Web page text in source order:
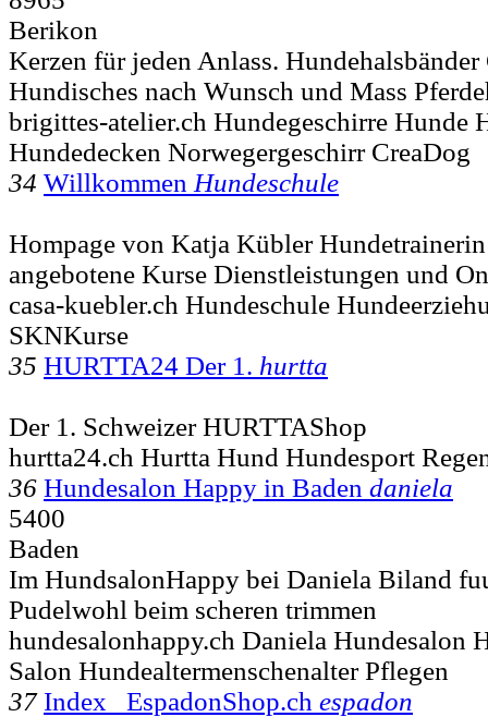
Berikon
Kerzen für jeden Anlass. Hundehalsbänder
Hundisches nach Wunsch und Mass
brigittes-atelier.ch Hundegeschirre Hunde
Hundedecken Norwegergeschirr CreaDog
34 Willkommen Hundeschule
Hompage von Katja Kübler
angebotene Kurse Dienstleistungen und
casa-kuebler.ch Hundeschule
SKNKurse
35 HURTTA24 Der 1. hurtta
Der 1. Schweizer HURTTAShop
hurtta24.ch Hurtta Hund Hundesport
36 Hundesalon Happy in Baden daniela
5400
Baden
Im HundsalonHappy bei Daniela Biland
Pudelwohl beim scheren trimmen
hundesalonhappy.ch Daniela Hundesalon
Salon Hundealtermenschenalter Pflegen
37 Index EspadonShop.ch espadon